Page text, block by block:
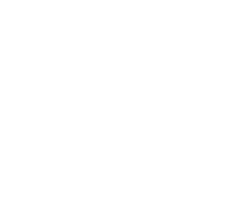
e database. Di
crescita dei dati e
più rigorose, sfrutta
e il backup forever-
dei dati e un
rapido, riducendo